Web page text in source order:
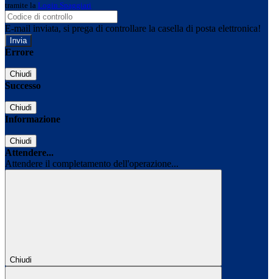
tramite la Login Spaggiari
E-mail inviata, si prega di controllare la casella di posta elettronica!
Errore
Chiudi
Successo
Chiudi
Informazione
Chiudi
Attendere...
Attendere il completamento dell'operazione...
Chiudi